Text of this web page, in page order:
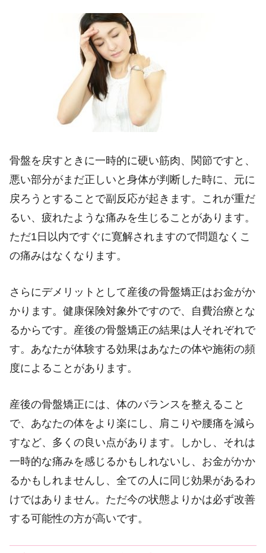
骨盤を戻すときに一時的に硬い筋肉、関節ですと、
悪い部分がまだ正しいと身体が判断した時に、元に
戻ろうとすることで副反応が起きます。これが重だ
るい、疲れたような痛みを生じることがあります。
ただ1日以内ですぐに寛解されますので問題なくこ
の痛みはなくなります。
さらにデメリットとして産後の骨盤矯正はお金がか
かります。健康保険対象外ですので、自費治療とな
るからです。産後の骨盤矯正の結果は人それぞれで
す。あなたが体験する効果はあなたの体や施術の頻
度によることがあります。
産後の骨盤矯正には、体のバランスを整えること
で、あなたの体をより楽にし、肩こりや腰痛を減ら
すなど、多くの良い点があります。しかし、それは
一時的な痛みを感じるかもしれないし、お金がかか
るかもしれませんし、全ての人に同じ効果があるわ
けではありません。ただ今の状態よりかは必ず改善
する可能性の方が高いです。